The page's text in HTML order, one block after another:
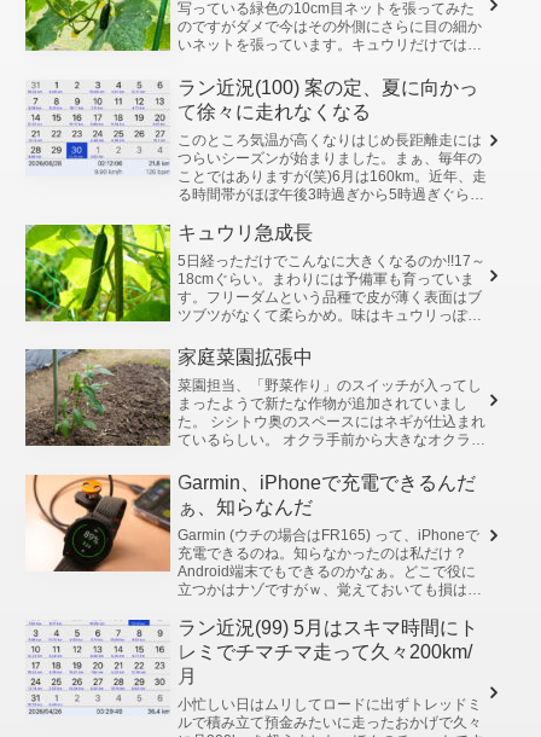
写っている緑色の10cm目ネットを張ってみた
のですがダメで今はその外側にさらに目の細か
いネットを張っています。キュウリだけではな
がないシシトウはできたそばか...
ラン近況(100) 案の定、夏に向かっ
て徐々に走れなくなる
このところ気温が高くなりはじめ長距離走には
つらいシーズンが始まりました。まぁ、毎年の
ことではありますが(笑)6月は160km。近年、走
る時間帯がほぼ午後3時過ぎから5時過ぎぐらい
ません。体調を崩さな...
キュウリ急成長
5日経っただけでこんなに大きくなるのか!!17～
18cmぐらい。まわりには予備軍も育っていま
す。フリーダムという品種で皮が薄く表面はブ
ツブツがなくて柔らかめ。味はキュウリっぽく
一発でわかります。...
家庭菜園拡張中
菜園担当、「野菜作り」のスイッチが入ってし
まったようで新たな作物が追加されていまし
た。 シシトウ奥のスペースにはネギが仕込まれ
ているらしい。 オクラ手前から大きなオクラ、
いがニンジンの畝(うね)キ...
Garmin、iPhoneで充電できるんだ
ぁ、知らなんだ
Garmin (ウチの場合はFR165) って、iPhoneで
充電できるのね。知らなかったのは私だけ？
Android端末でもできるのかなぁ。どこで役に
立つかはナゾですがｗ、覚えておいても損はな
ラン近況(99) 5月はスキマ時間にト
レミでチマチマ走って久々200km/
月
小忙しい日はムリしてロードに出ずトレッドミ
ルで積み立て預金みたいに走ったおかげで久々